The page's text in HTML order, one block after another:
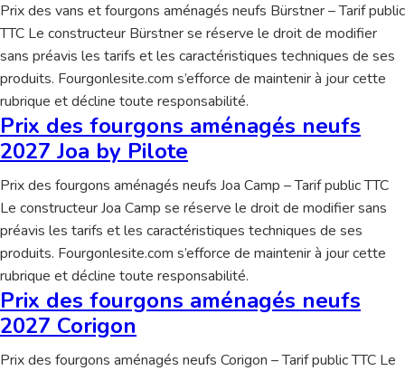
Prix des vans et fourgons aménagés neufs Bürstner – Tarif public
TTC Le constructeur Bürstner se réserve le droit de modifier
sans préavis les tarifs et les caractéristiques techniques de ses
produits. Fourgonlesite.com s’efforce de maintenir à jour cette
rubrique et décline toute responsabilité.
Prix des fourgons aménagés neufs
2027 Joa by Pilote
Prix des fourgons aménagés neufs Joa Camp – Tarif public TTC
Le constructeur Joa Camp se réserve le droit de modifier sans
préavis les tarifs et les caractéristiques techniques de ses
produits. Fourgonlesite.com s’efforce de maintenir à jour cette
rubrique et décline toute responsabilité.
Prix des fourgons aménagés neufs
2027 Corigon
Prix des fourgons aménagés neufs Corigon – Tarif public TTC Le